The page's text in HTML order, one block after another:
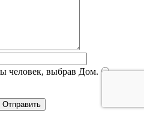
человек, выбрав Дом.